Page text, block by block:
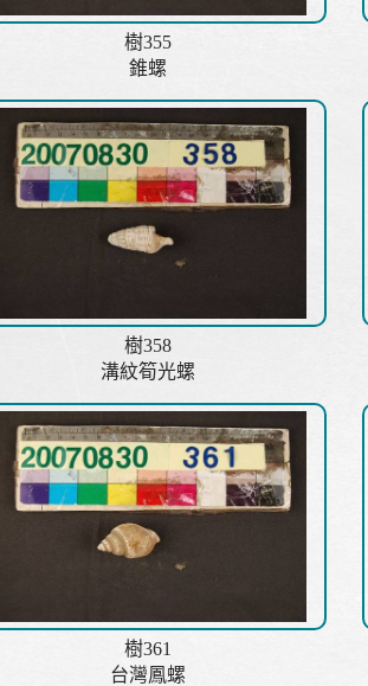
樹355
錐螺
樹358
溝紋筍光螺
樹361
台灣鳳螺